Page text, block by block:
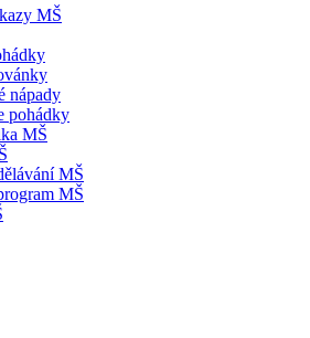
MŠ
nápady
pohádky
MŠ
MŠ
MŠ